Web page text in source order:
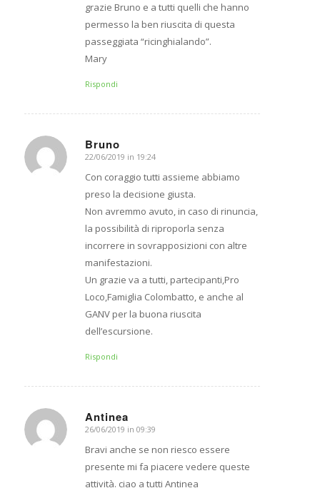
grazie Bruno e a tutti quelli che hanno
permesso la ben riuscita di questa
passeggiata “ricinghialando”.
Mary
Rispondi
Bruno
dice:
22/06/2019 in 19:24
Con coraggio tutti assieme abbiamo
preso la decisione giusta.
Non avremmo avuto, in caso di rinuncia,
la possibilità di riproporla senza
incorrere in sovrapposizioni con altre
manifestazioni.
Un grazie va a tutti, partecipanti,Pro
Loco,Famiglia Colombatto, e anche al
GANV per la buona riuscita
dell’escursione.
Rispondi
Antinea
dice:
26/06/2019 in 09:39
Bravi anche se non riesco essere
presente mi fa piacere vedere queste
attività. ciao a tutti Antinea